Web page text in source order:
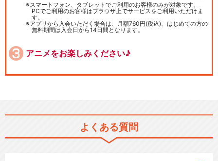
スマートフォン、タブレットでご利用のお客様のみが対象です。
PCでご利用のお客様はブラウザ上でサービスをご利用いただけま
す。
アプリから入会いただく場合は、月額760円(税込)、はじめての方の
無料期間は入会日から14日間となります。
アニメをお楽しみください♪
よくある質問